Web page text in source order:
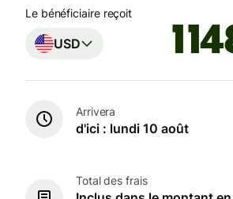
Le bénéficiaire reçoit
USD
Arrivera
d'ici : lundi 10 août
Total des frais